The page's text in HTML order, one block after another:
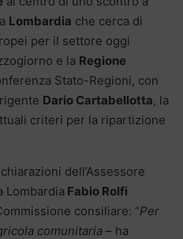
Lombardia che cerca di
per il settore oggi
e la Regione
Stato-Regioni, con
Dario Cartabellotta, la
criteri per la ripartizione
dell’Assessore
Lombardia Fabio Rolfi
consiliare: “Per
comunitaria – ha